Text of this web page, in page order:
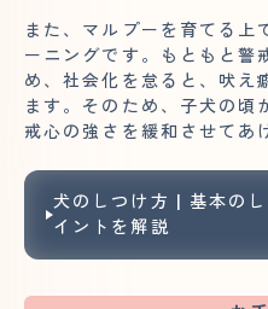
また、マルプーを育てる上
ーニングです。もともと警
め、社会化を怠ると、吠え
ます。そのため、子犬の頃
戒心の強さを緩和させてあ
犬のしつけ方 | 基本の
イントを解説